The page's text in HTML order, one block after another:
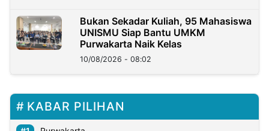
Bukan Sekadar Kuliah, 95 Mahasiswa
UNISMU Siap Bantu UMKM
Purwakarta Naik Kelas
10/08/2026 - 08:02
KABAR PILIHAN